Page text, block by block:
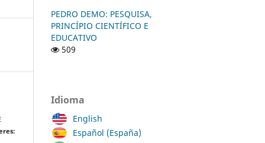
PEDRO DEMO: PESQUISA,
PRINCÍPIO CIENTÍFICO E
EDUCATIVO
509
Idioma
English
Español (España)